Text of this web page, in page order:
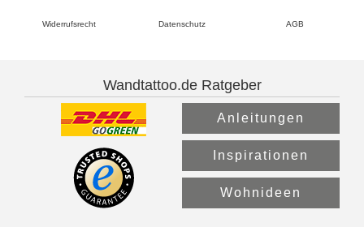
Widerrufsrecht Datenschutz AGB
Wandtattoo.de Ratgeber
Anleitungen
Inspirationen
Wohnideen